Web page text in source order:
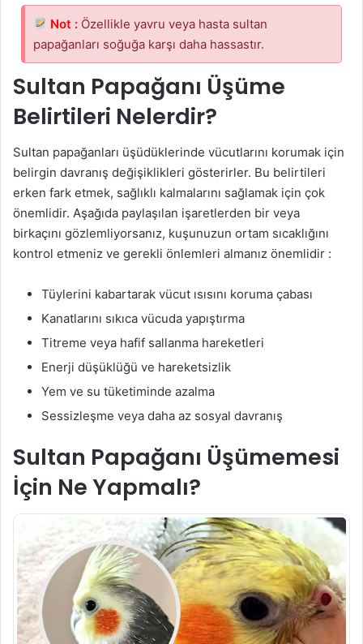
Not : Özellikle yavru veya hasta sultan
papağanları soğuğa karşı daha hassastır.
Sultan Papağanı Üşüme
Belirtileri Nelerdir?
Sultan papağanları üşüdüklerinde vücutlarını korumak için
belirgin davranış değişiklikleri gösterirler. Bu belirtileri
erken fark etmek, sağlıklı kalmalarını sağlamak için çok
önemlidir. Aşağıda paylaşılan işaretlerden bir veya
birkaçını gözlemliyorsanız, kuşunuzun ortam sıcaklığını
kontrol etmeniz ve gerekli önlemleri almanız önemlidir :
Tüylerini kabartarak vücut ısısını koruma çabası
Kanatlarını sıkıca vücuda yapıştırma
Titreme veya hafif sallanma hareketleri
Enerji düşüklüğü ve hareketsizlik
Yem ve su tüketiminde azalma
Sessizleşme veya daha az sosyal davranış
Sultan Papağanı Üşümemesi
İçin Ne Yapmalı?